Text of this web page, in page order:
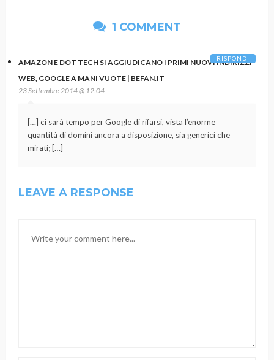
1 COMMENT
AMAZON E DOT TECH SI AGGIUDICANO I PRIMI NUOVI INDIRIZZI
WEB, GOOGLE A MANI VUOTE | BEFAN.IT
23 Settembre 2014 @ 12:04
[…] ci sarà tempo per Google di rifarsi, vista l’enorme
quantità di domini ancora a disposizione, sia generici che
mirati; […]
RISPONDI
LEAVE A RESPONSE